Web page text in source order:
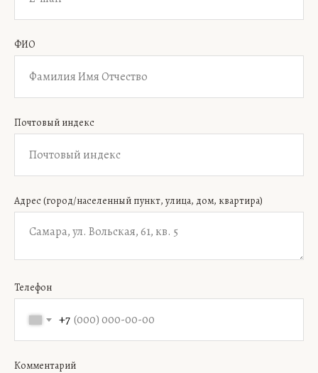
ФИО
Почтовый индекс
Адрес (город/населенный пункт, улица, дом, квартира)
Телефон
+7
Комментарий